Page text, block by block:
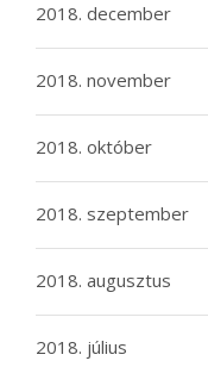
2018. december
2018. november
2018. október
2018. szeptember
2018. augusztus
2018. július